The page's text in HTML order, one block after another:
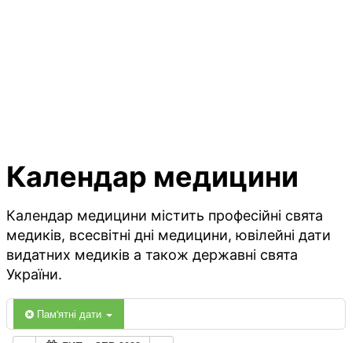
Календар медицини
Календар медицини містить професійні свята
медиків, всесвітні дні медицини, ювілейні дати
видатних медиків а також державні свята
України.
Пам'ятні дати